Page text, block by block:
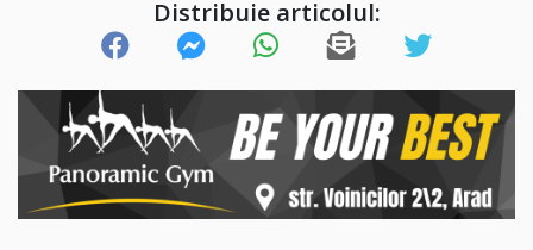
Distribuie articolul: